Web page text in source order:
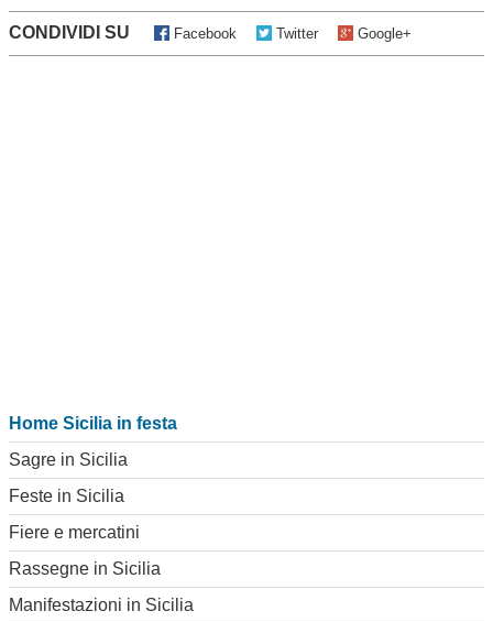
CONDIVIDI SU Facebook Twitter Google+
Home Sicilia in festa
Sagre in Sicilia
Feste in Sicilia
Fiere e mercatini
Rassegne in Sicilia
Manifestazioni in Sicilia